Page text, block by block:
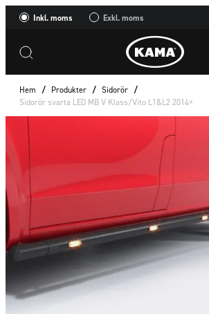
Inkl. moms Exkl. moms
Hem / Produkter / Sidorör /
Sidorör svarta LED MB V Klass/Vito L1&L2 2014+